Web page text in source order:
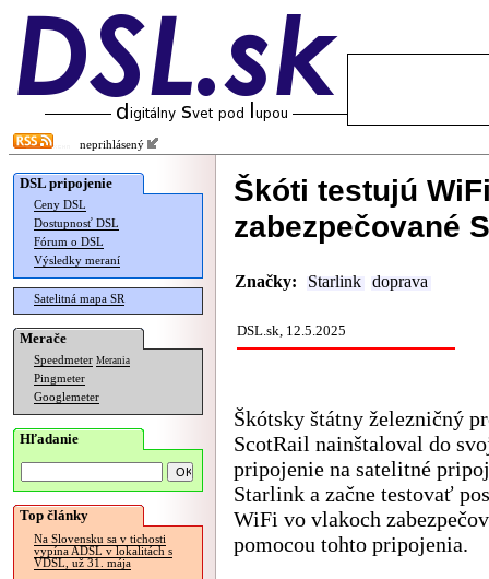
neprihlásený
DSL pripojenie
Ceny DSL
Dostupnosť DSL
Fórum o DSL
Výsledky meraní
Satelitná mapa SR
Merače
Speedmeter Merania
Pingmeter
Googlemeter
Hľadanie
Top články
Na Slovensku sa v tichosti
vypína ADSL v lokalitách s
VDSL, už 31. mája
Škóti testujú
zabezpečované
Značky: Starlink doprava
DSL.sk, 12.5.2025
Škótsky štátny železničný
ScotRail nainštaloval do
pripojenie na satelitné
Starlink a začne testovať
WiFi vo vlakoch
pomocou tohto pripojenia.